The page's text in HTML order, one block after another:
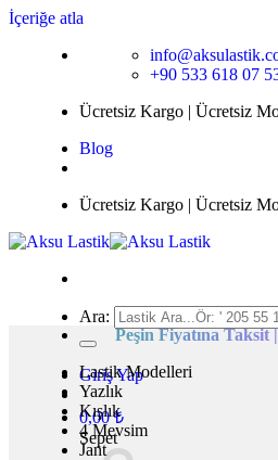
İçeriğe atla
+90 533 618 07
Ücretsiz Kargo | Ücretsiz
Blog
Ücretsiz Kargo | Ücretsiz
Ara:
Giriş Yap
0,00₺
Sepet
Peşin Fiyatına
Lastik Modelleri
Yazlık
Kışlık
4 Mevsim
Jant